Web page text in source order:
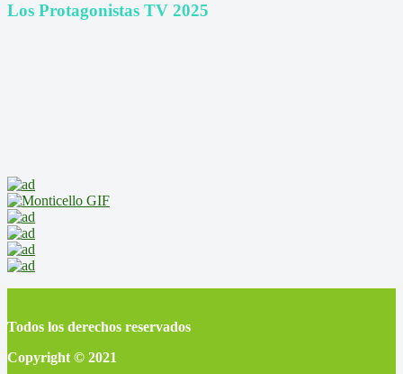
Los Protagonistas TV 2025
Todos los derechos reservados
Copyright © 2021